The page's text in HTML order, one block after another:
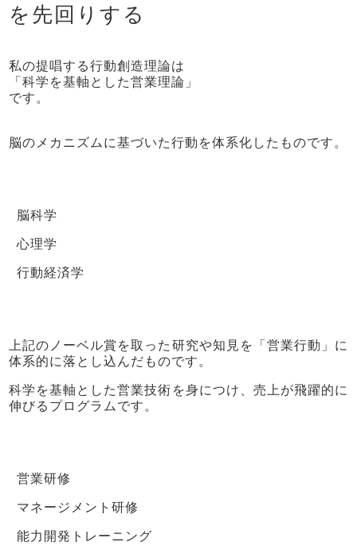
を先回りする
私の提唱する行動創造理論は
「科学を基軸とした営業理論」
です。
脳のメカニズムに基づいた行動を体系化したものです。
脳科学
心理学
行動経済学
上記のノーベル賞を取った研究や知見を「営業行動」に
体系的に落とし込んだものです。
科学を基軸とした営業技術を身につけ、売上が飛躍的に
伸びるプログラムです。
営業研修
マネージメント研修
能力開発トレーニング